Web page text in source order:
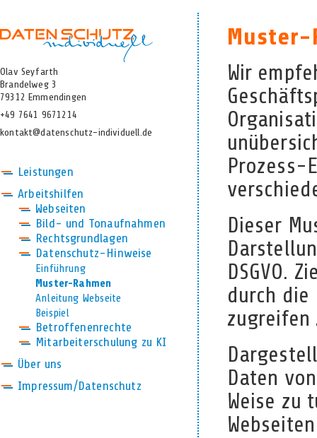
Olav Seyfarth
Brandelweg 3
79312 Emmendingen
+49 7641 9671214
kontakt@datenschutz-individuell.de
Leistungen
Arbeitshilfen
Webseiten
Bild- und Tonaufnahmen
Rechtsgrundlagen
Datenschutz-Hinweise
Einführung
Muster-Rahmen
Anleitung Webseite
Beispiel
Betroffenenrechte
Mitarbeiterschulung zu KI
Über uns
Impressum/Datenschutz
Wir
Prozess-
Dieser
DSGVO.
durch die
zugreifen
Daten
Weise zu